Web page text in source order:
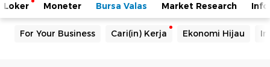
Loker Moneter Bursa Valas Market Research
For Your Business Cari(in) Kerja Ekonomi Hijau